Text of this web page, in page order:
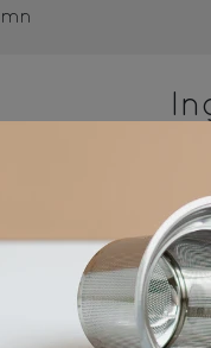
* produit issu